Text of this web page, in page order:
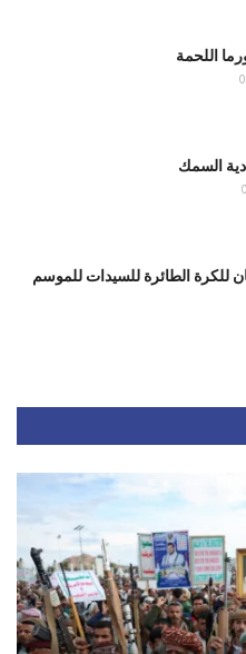
اللحمة
0
السمك
0
للكرة الطائرة للسيدات للموسم